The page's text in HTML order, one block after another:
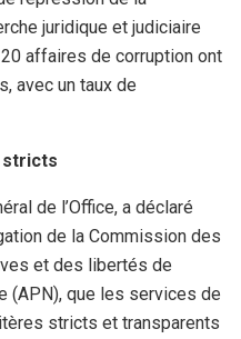
juridique et judiciaire
affaires de corruption ont
avec un taux de
de l’Office, a déclaré
de la Commission des
et des libertés de
(APN), que les services de
stricts et transparents